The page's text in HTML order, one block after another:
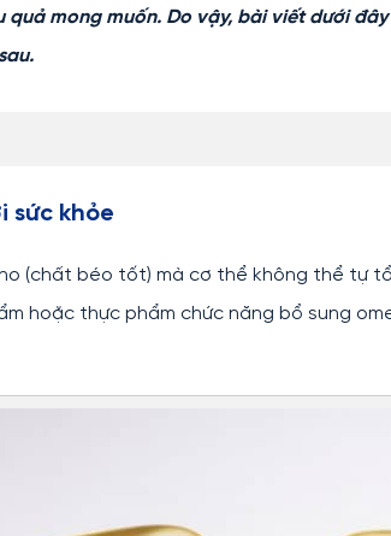
mong muốn. Do vậy, bài viết dưới
sức khỏe
(chất béo tốt) mà cơ thể không thể tự
hoặc thực phẩm chức năng bổ sung